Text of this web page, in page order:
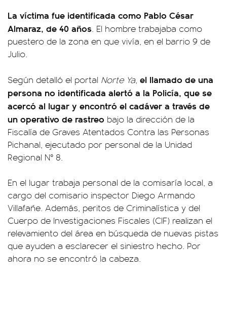
La víctima fue identificada como Pablo César
Almaraz, de 40 años. El hombre trabajaba como
puestero de la zona en que vivía, en el barrio 9 de
Julio.
Según detalló el portal Norte Ya, el llamado de una
persona no identificada alertó a la Policía, que se
acercó al lugar y encontró el cadáver a través de
un operativo de rastreo bajo la dirección de la
Fiscalía de Graves Atentados Contra las Personas
Pichanal, ejecutado por personal de la Unidad
Regional N° 8.
En el lugar trabaja personal de la comisaría local, a
cargo del comisario inspector Diego Armando
Villafañe. Además, peritos de Criminalística y del
Cuerpo de Investigaciones Fiscales (CIF) realizan el
relevamiento del área en búsqueda de nuevas pistas
que ayuden a esclarecer el siniestro hecho. Por
ahora no se encontró la cabeza.